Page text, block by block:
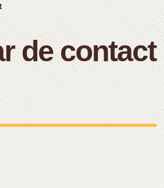
de contact